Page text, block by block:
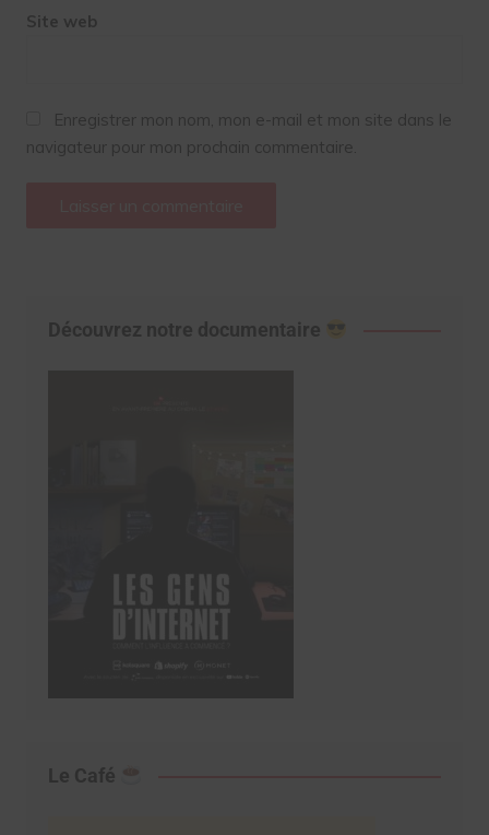
Site web
Enregistrer mon nom, mon e-mail et mon site dans le
navigateur pour mon prochain commentaire.
Découvrez notre documentaire
Le Café